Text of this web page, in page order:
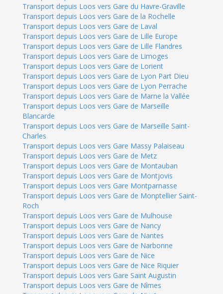
Transport depuis Loos vers Gare du Havre-Graville
Transport depuis Loos vers Gare de la Rochelle
Transport depuis Loos vers Gare de Laval
Transport depuis Loos vers Gare de Lille Europe
Transport depuis Loos vers Gare de Lille Flandres
Transport depuis Loos vers Gare de Limoges
Transport depuis Loos vers Gare de Lorient
Transport depuis Loos vers Gare de Lyon Part Dieu
Transport depuis Loos vers Gare de Lyon Perrache
Transport depuis Loos vers Gare de Marne la Vallée
Transport depuis Loos vers Gare de Marseille
Blancarde
Transport depuis Loos vers Gare de Marseille Saint-
Charles
Transport depuis Loos vers Gare Massy Palaiseau
Transport depuis Loos vers Gare de Metz
Transport depuis Loos vers Gare de Montauban
Transport depuis Loos vers Gare de Montjovis
Transport depuis Loos vers Gare Montparnasse
Transport depuis Loos vers Gare de Monptellier Saint-
Roch
Transport depuis Loos vers Gare de Mulhouse
Transport depuis Loos vers Gare de Nancy
Transport depuis Loos vers Gare de Nantes
Transport depuis Loos vers Gare de Narbonne
Transport depuis Loos vers Gare de Nice
Transport depuis Loos vers Gare de Nice Riquier
Transport depuis Loos vers Gare Saint Augustin
Transport depuis Loos vers Gare de Nîmes